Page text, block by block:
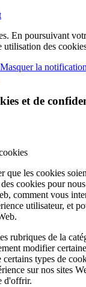
En poursuivant
utilisation des
Masquer la notification
et de
que les cookies
cookies pour
comment vous
utilisateur, et
rubriques de la
modifier
types de
sur nos sites
d'offrir.